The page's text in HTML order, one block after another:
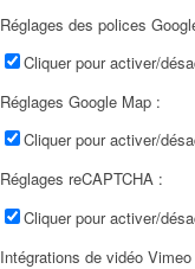
Réglages des polices
Cliquer pour activer/
Réglages Google Map :
Cliquer pour activer/
Réglages reCAPTCHA :
Cliquer pour activer/
Intégrations de vidéo